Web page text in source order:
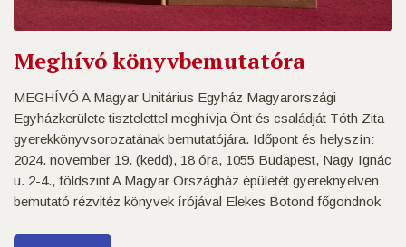
Meghívó könyvbemutatóra
MEGHÍVÓ A Magyar Unitárius Egyház Magyarországi
Egyházkerülete tisztelettel meghívja Önt és családját Tóth Zita
gyerekkönyvsorozatának bemutatójára. Időpont és helyszín:
2024. november 19. (kedd), 18 óra, 1055 Budapest, Nagy Ignác
u. 2-4., földszint A Magyar Országház épületét gyereknyelven
bemutató rézvitéz könyvek írójával Elekes Botond főgondnok